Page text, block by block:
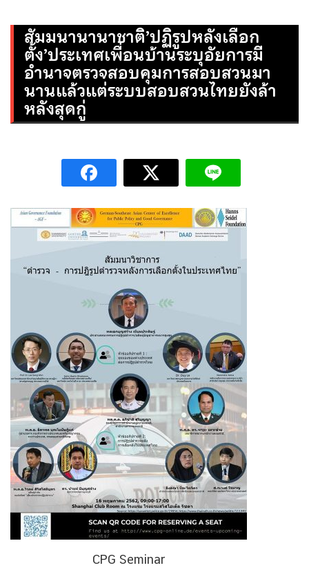
สัมมนานานาชาติ’ปฏิรูปหลังเลือก
ตั้ง’ประเทศเพื่อนบ้านระบุอัยการมี
อำนาจตรวจสอบคุมการสอบสวนมา
นานแล้วแต่ระบบสอบสวนไทยยังล้า
หลังสุดกู่
CPG Seminar